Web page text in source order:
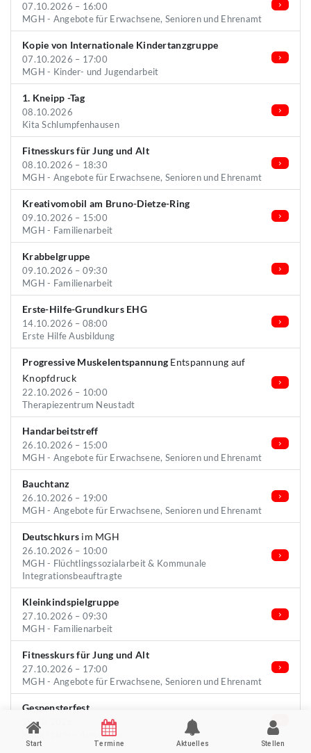
07.10.2026 – 16:00
MGH - Angebote für Erwachsene, Senioren und Ehrenamt
Kopie von Internationale Kindertanzgruppe
07.10.2026 – 17:00
MGH - Kinder- und Jugendarbeit
1. Kneipp -Tag
08.10.2026
Kita Schlumpfenhausen
Fitnesskurs für Jung und Alt
08.10.2026 – 18:30
MGH - Angebote für Erwachsene, Senioren und Ehrenamt
Kreativomobil am Bruno-Dietze-Ring
09.10.2026 – 15:00
MGH - Familienarbeit
Krabbelgruppe
09.10.2026 – 09:30
MGH - Familienarbeit
Erste-Hilfe-Grundkurs EHG
14.10.2026 – 08:00
Erste Hilfe Ausbildung
Progressive Muskelentspannung Entspannung auf
Knopfdruck
22.10.2026 – 10:00
Therapiezentrum Neustadt
Handarbeitstreff
26.10.2026 – 15:00
MGH - Angebote für Erwachsene, Senioren und Ehrenamt
Bauchtanz
26.10.2026 – 19:00
MGH - Angebote für Erwachsene, Senioren und Ehrenamt
Deutschkurs im MGH
26.10.2026 – 10:00
MGH - Flüchtlingssozialarbeit & Kommunale
Integrationsbeauftragte
Kleinkindspielgruppe
27.10.2026 – 09:30
MGH - Familienarbeit
Fitnesskurs für Jung und Alt
27.10.2026 – 17:00
MGH - Angebote für Erwachsene, Senioren und Ehrenamt
Gespensterfest
28.10.2026
Kindergarten Amselnest
Start Termine Aktuelles Stellen